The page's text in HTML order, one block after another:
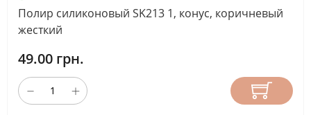
Полир силиконовый SK213 1, конус, коричневый
жесткий
49.00 грн.